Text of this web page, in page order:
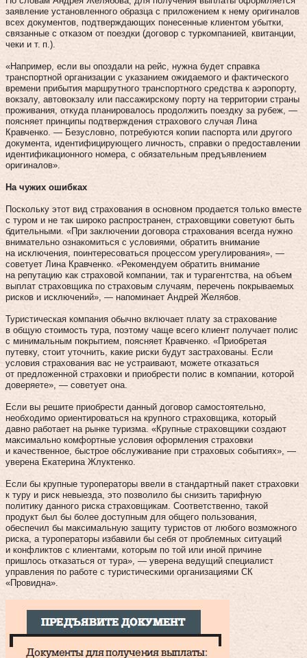
заявление установленного образца с приложением к нему оригиналов
всех документов, подтверждающих понесенные клиентом убытки,
связанные с отказом от поездки (договор с туркомпанией, квитанции,
чеки и т. п.).
«Например, если вы опоздали на рейс, нужна будет справка
транспортной организации с указанием ожидаемого и фактического
времени прибытия маршрутного транспортного средства к аэропорту,
вокзалу, автовокзалу или пассажирскому порту на территории страны
проживания, откуда планировалось продолжить поездку за рубеж, —
поясняет принципы подтверждения страхового случая Лина
Кравченко. — Безусловно, потребуются копии паспорта или другого
документа, идентифицирующего личность, справки о предоставлении
идентификационного номера, с обязательным предъявлением
оригиналов».
На чужих ошибках
Поскольку этот вид страхования в основном продается только вместе
с туром и не так широко распространен, страховщики советуют быть
бдительными. «При заключении договора страхования всегда нужно
внимательно ознакомиться с условиями, обратить внимание
на исключения, поинтересоваться процессом урегулирования», —
советует Лина Кравченко. «Рекомендуем обратить внимание
на репутацию как страховой компании, так и турагентства, на объем
выплат страховщика по страховым случаям, перечень покрываемых
рисков и исключений», — напоминает Андрей Желябов.
Туристическая компания обычно включает плату за страхование
в общую стоимость тура, поэтому чаще всего клиент получает полис
с минимальным покрытием, поясняет Кравченко. «Приобретая
путевку, стоит уточнить, какие риски будут застрахованы. Если
условия страхования вас не устраивают, можете отказаться
от предложенной страховки и приобрести полис в компании, которой
доверяете», — советует она.
Если вы решите приобрести данный договор самостоятельно,
необходимо ориентироваться на крупного страховщика, который
давно работает на рынке туризма. «Крупные страховщики создают
максимально комфортные условия оформления страховки
и качественное, быстрое обслуживание при страховых событиях», —
уверена Екатерина Жлук­­тенко.
Если бы крупные туроператоры ввели в стандартный пакет страховки
к туру и риск невыезда, это позволило бы снизить тарифную
политику данного риска страховщикам. Соответственно, такой
продукт был бы более доступным для общего пользования,
обеспечил бы максимальную защиту туристов от любого возможного
риска, а туроператоры избавили бы себя от проблемных ситуаций
и конфликтов с клиентами, которым по той или иной причине
пришлось отказаться от тура», — уверена ведущий специалист
управления по работе с туристическими организациями СК
«Провидна».